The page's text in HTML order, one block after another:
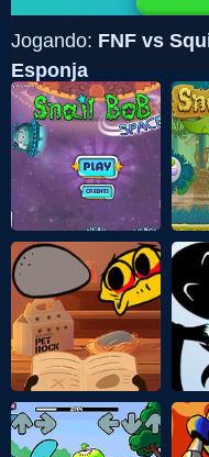
Jogando: FNF vs
Esponja